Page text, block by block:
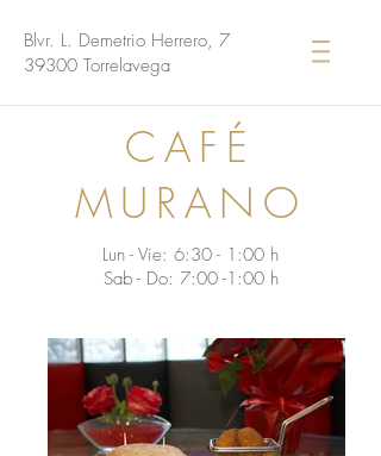
Blvr. L. Demetrio Herrero, 7
39300 Torrelavega
CAFÉ
MURANO
Lun - Vie: 6:30 - 1:00 h
Sab - Do: 7:00 -1:00 h